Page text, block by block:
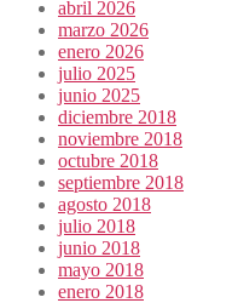
abril 2026
marzo 2026
enero 2026
julio 2025
junio 2025
diciembre 2018
noviembre 2018
octubre 2018
septiembre 2018
agosto 2018
julio 2018
junio 2018
mayo 2018
enero 2018